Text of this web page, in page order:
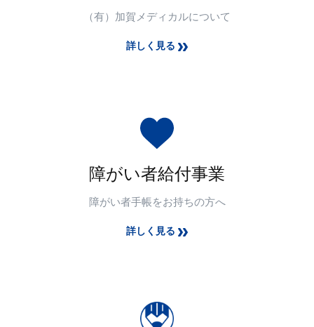
（有）加賀メディカルについて
詳しく見る
障がい者給付事業
障がい者手帳をお持ちの方へ
詳しく見る